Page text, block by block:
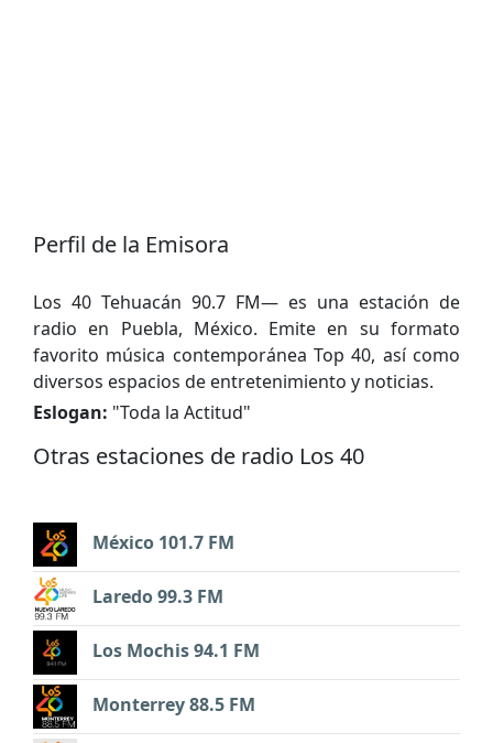
Perfil de la Emisora
Los 40 Tehuacán 90.7 FM— es una estación de
radio en Puebla, México. Emite en su formato
favorito música contemporánea Top 40, así como
diversos espacios de entretenimiento y noticias.
Eslogan: "Toda la Actitud"
Otras estaciones de radio Los 40
México 101.7 FM
Laredo 99.3 FM
Los Mochis 94.1 FM
Monterrey 88.5 FM